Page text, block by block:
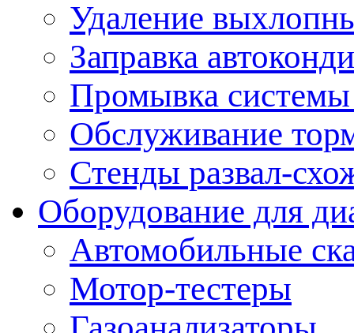
Удаление
Заправка
Промывка
Обслуживание
Стенды развал-
Оборудование для
Автомобильные
Мотор-тестеры